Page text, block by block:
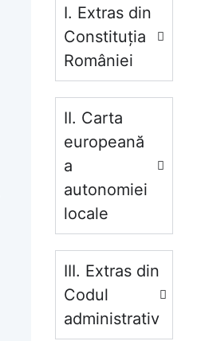
I. Extras din
Constituția
României
II. Carta
europeană
a
autonomiei
locale
III. Extras din
Codul
administrativ